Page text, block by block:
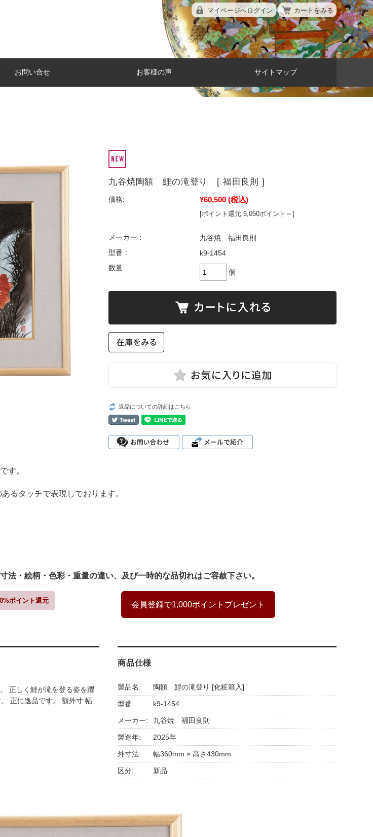
マイページへログイン カートをみる
お問い合せ お客様の声 サイトマップ
九谷焼陶額 鯉の滝登り [ 福田良則 ]
価格: ¥60,500 (税込)
[ポイント還元 6,050ポイント～]
メーカー：
九谷焼 福田良則
型番：
k9-1454
数量:
個
返品についての詳細はこちら
す。
るタッチで表現しております。
法・絵柄・色彩・重量の違い、及び一時的な品切れはご容赦下さい。
ポイント還元 会員登録で1,000ポイントプレゼント
正しく鯉が滝を登る姿を躍
正に逸品です。 額外寸 幅
商品仕様
製品名: 陶額 鯉の滝登り [化粧箱入]
型番: k9-1454
メーカー: 九谷焼 福田良則
製造年: 2025年
外寸法: 幅360mm × 高さ430mm
区分: 新品